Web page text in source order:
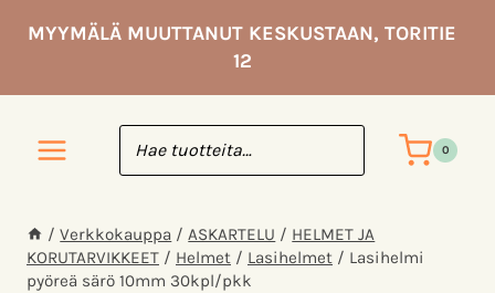
sisältöön
MYYMÄLÄ MUUTTANUT KESKUSTAAN, TORITIE
12
0
/ Verkkokauppa / ASKARTELU / HELMET JA
KORUTARVIKKEET / Helmet / Lasihelmet / Lasihelmi
pyöreä särö 10mm 30kpl/pkk